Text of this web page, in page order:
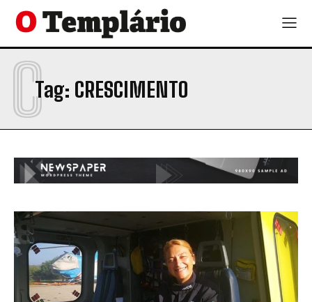
Tag: CRESCIMENTO
C